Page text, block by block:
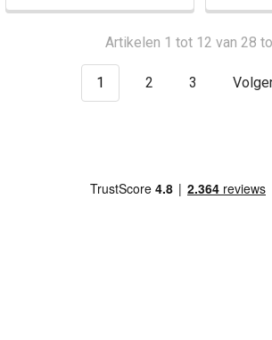
Artikelen 1 tot 12 van 28
1 2 3